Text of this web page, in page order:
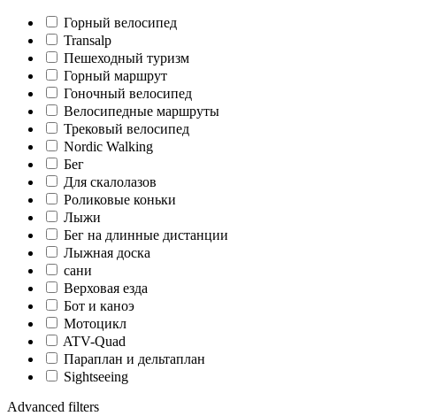
Горный велосипед
Transalp
Пешеходный туризм
Горный маршрут
Гоночный велосипед
Велосипедные маршруты
Трековый велосипед
Nordic Walking
Бег
Для скалолазов
Роликовые коньки
Лыжи
Бег на длинные дистанции
Лыжная доска
сани
Верховая езда
Бот и каноэ
Мотоцикл
ATV-Quad
Параплан и дельтаплан
Sightseeing
Advanced filters